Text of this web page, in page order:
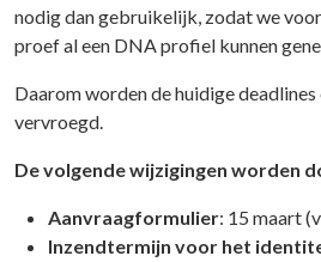
nodig dan gebruikelijk, zodat we voor
proef al een DNA profiel kunnen
Daarom worden de huidige deadlines
vervroegd.
De volgende wijzigingen worden
Aanvraagformulier: 15 maart
Inzendtermijn voor het